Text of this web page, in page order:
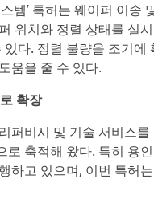
템’ 특허는 웨이퍼 이송
위치와 정렬 상태를 실
다. 정렬 불량을 조기
움을 줄 수 있다.
확장
퍼비시 및 기술 서비스
축적해 왔다. 특히 용
하고 있으며, 이번 특허